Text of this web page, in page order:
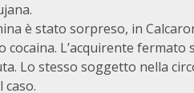
è stato sorpreso, in
L’acquirente fermato
Lo stesso soggetto nella